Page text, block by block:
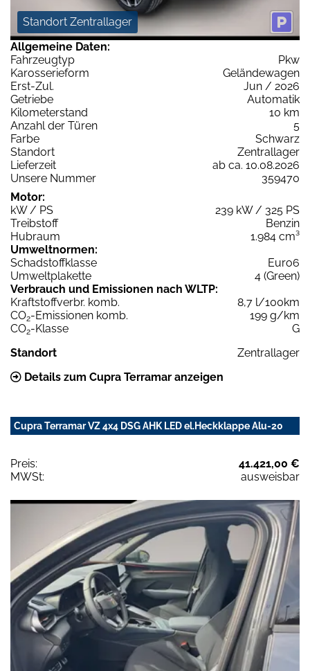
Standort Zentrallager
Allgemeine Daten:
Fahrzeugtyp
Pkw
Karosserieform
Geländewagen
Erst-Zul.
Jun / 2026
Getriebe
Automatik
Kilometerstand
10 km
Anzahl der Türen
5
Farbe
Schwarz
Standort
Zentrallager
Lieferzeit
ab ca. 10.08.2026
Unsere Nummer
359470
Motor:
kW / PS
239 kW / 325 PS
Treibstoff
Benzin
Hubraum
1.984 cm³
Umweltnormen:
Schadstoffklasse
Euro6
Umweltplakette
4 (Green)
Verbrauch und Emissionen nach WLTP:
Kraftstoffverbr. komb.
8,7 l/100km
CO2-Emissionen komb.
199 g/km
CO2-Klasse
G
Standort
Zentrallager
Details zum Cupra Terramar anzeigen
Cupra Terramar VZ 4x4 DSG AHK LED el.Heckklappe Alu-20
Preis:
41.421,00 €
MWSt:
ausweisbar